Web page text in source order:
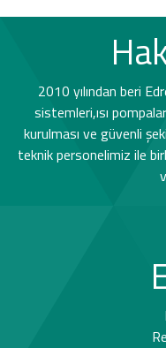
2010 yılından beri
sistemleri,ısı
kurulması ve güvenli
teknik personelimiz ile